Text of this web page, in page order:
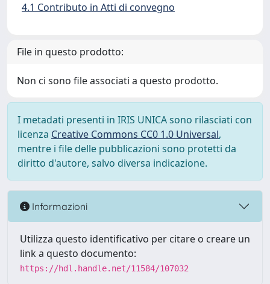
4.1 Contributo in Atti di convegno
File in questo prodotto:
Non ci sono file associati a questo prodotto.
I metadati presenti in IRIS UNICA sono rilasciati con
licenza Creative Commons CC0 1.0 Universal,
mentre i file delle pubblicazioni sono protetti da
diritto d'autore, salvo diversa indicazione.
Informazioni
Utilizza questo identificativo per citare o creare un
link a questo documento:
https://hdl.handle.net/11584/107032